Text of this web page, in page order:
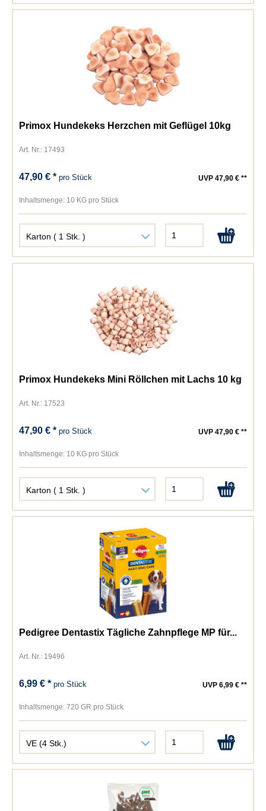
Primox Hundekeks Herzchen mit Geflügel 10kg
Art. Nr.: 17493
47,90 € *pro Stück UVP 47,90 € **
Inhaltsmenge: 10 KG pro Stück
Primox Hundekeks Mini Röllchen mit Lachs 10 kg
Art. Nr.: 17523
47,90 € *pro Stück UVP 47,90 € **
Inhaltsmenge: 10 KG pro Stück
Pedigree Dentastix Tägliche Zahnpflege MP für...
Art. Nr.: 19496
6,99 € *pro Stück UVP 6,99 € **
Inhaltsmenge: 720 GR pro Stück